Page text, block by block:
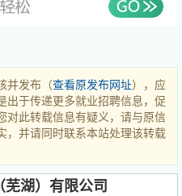
并发布（查看原发布网址），应
出于传递更多就业招聘信息，促
对此转载信息有疑义，请与原信
，并请同时联系本站处理该转载
湖）有限公司